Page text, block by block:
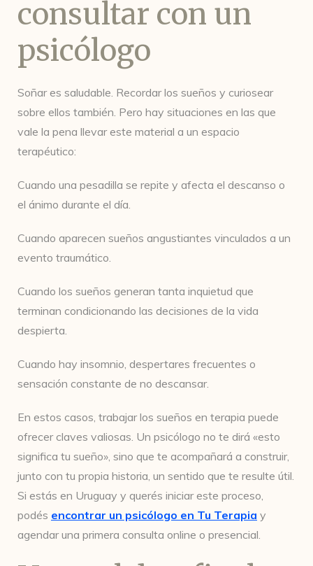
consultar con un
psicólogo
Soñar es saludable. Recordar los sueños y curiosear
sobre ellos también. Pero hay situaciones en las que
vale la pena llevar este material a un espacio
terapéutico:
Cuando una pesadilla se repite y afecta el descanso o
el ánimo durante el día.
Cuando aparecen sueños angustiantes vinculados a un
evento traumático.
Cuando los sueños generan tanta inquietud que
terminan condicionando las decisiones de la vida
despierta.
Cuando hay insomnio, despertares frecuentes o
sensación constante de no descansar.
En estos casos, trabajar los sueños en terapia puede
ofrecer claves valiosas. Un psicólogo no te dirá «esto
significa tu sueño», sino que te acompañará a construir,
junto con tu propia historia, un sentido que te resulte útil.
Si estás en Uruguay y querés iniciar este proceso,
podés encontrar un psicólogo en Tu Terapia y
agendar una primera consulta online o presencial.